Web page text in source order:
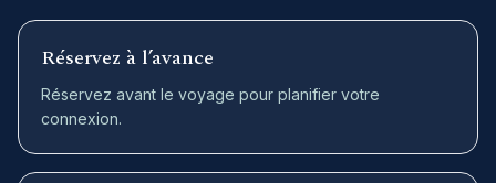
Réservez à l’avance
Réservez avant le voyage pour planifier votre
connexion.